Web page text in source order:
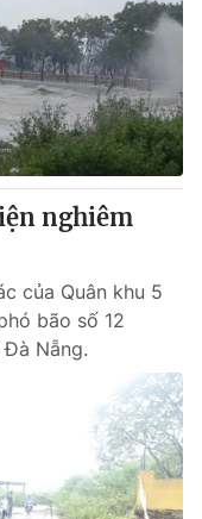
có sự chấp
khi phát hành lại
nghiêm
của Quân khu 5
bão số 12
Nẵng.